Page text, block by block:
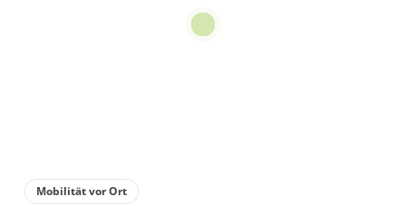
pro Person/Nacht
Mobilität vor Ort